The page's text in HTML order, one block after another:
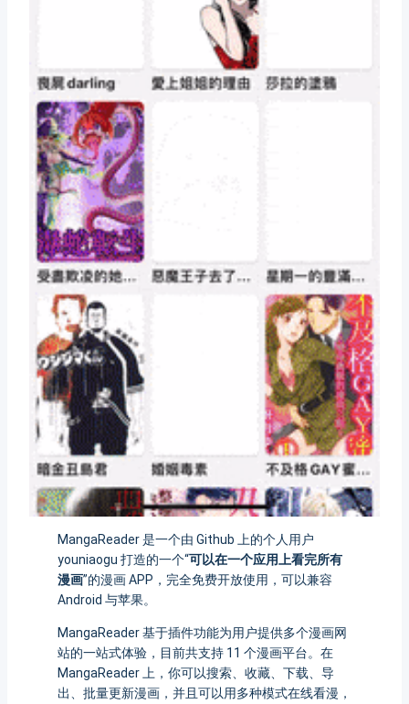
MangaReader 是一个由 Github 上的个人用户
youniaogu 打造的一个“可以在一个应用上看完所有
漫画”的漫画 APP，完全免费开放使用，可以兼容
Android 与苹果。
MangaReader 基于插件功能为用户提供多个漫画网
站的一站式体验，目前共支持 11 个漫画平台。在
MangaReader 上，你可以搜索、收藏、下载、导
出、批量更新漫画，并且可以用多种模式在线看漫，